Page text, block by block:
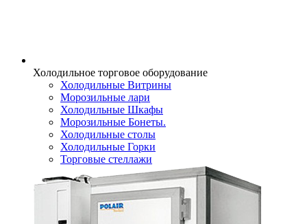
Холодильное торговое оборудование
Холодильные Витрины
Морозильные лари
Холодильные Шкафы
Морозильные Бонеты.
Холодильные столы
Холодильные Горки
Торговые стеллажи